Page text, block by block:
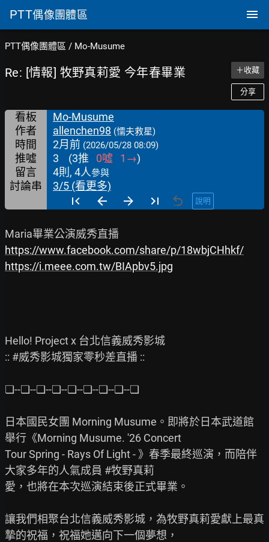
PTT偶像團體區
PTT偶像團體區 / Mo-Musume
Re: [情報] 牧野真莉愛 今年春畢業 ＋收藏
分享
看板
Mo-Musume
作者
allenchen98 (懦夫救星)
時間 2月前 (2026/05/28 08:09)
推噓 3 (3推 0噓 1 →)
留言
4則, 4人參與
討論串 3/5 (看更多)
說明
https://www.facebook.com/share/p/18wbjCHhkf/
https://i.meee.com.tw/BIApbv5.jpg
Hello! Project x 台北信義威秀影城
:: #威秀影城獨家零秒差直播 ::
❏--❏--❏--❏--❏--❏--❏--❏--❏
日本國民女團 Morning Musume。即將於日本武道館
舉行《Morning Musume. '26 Concert
Tour Spring - Rays Of Light - 》春季最終巡演，而陪伴
大家多年的人氣成員 #牧野真莉
愛，也將在本次巡演結束後正式畢業。
讓我們相聚台北信義威秀影城，為牧野真莉愛獻上最真
摯的祝福，祝福她邁向下一個夢想，